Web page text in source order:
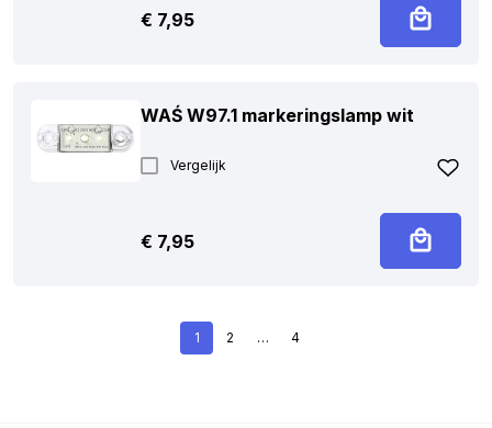
€ 7,95
WAŚ W97.1 markeringslamp wit
Vergelijk
€ 7,95
1 2 … 4